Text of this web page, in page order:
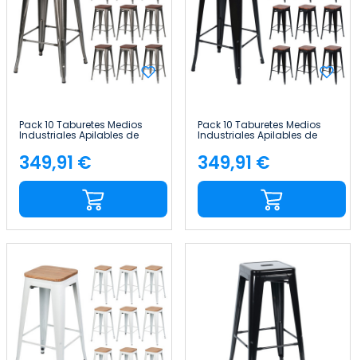
Pack 10 Taburetes Medios
Industriales Apilables de
Acero y Madera
43x43x76cm Thinia Home
Precio
349,91 €
Pack 10 Taburetes Medios
Industriales Apilables de
Acero y Madera
43x43x76cm Thinia Home
Precio
349,91 €